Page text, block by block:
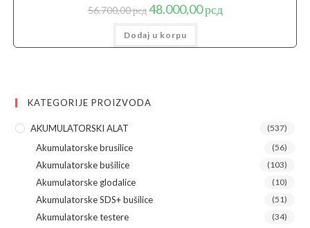
56.700,00рсд Originalna
cena
je
bila:
56.700,00 рсд.
48.000,00рсдTrenutna
cena
Dodaj u korpu
KATEGORIJE PROIZVODA
AKUMULATORSKI ALAT (537)
Akumulatorske brusilice (56)
Akumulatorske bušilice (103)
Akumulatorske glodalice (10)
Akumulatorske SDS+ bušilice (51)
Akumulatorske testere (34)